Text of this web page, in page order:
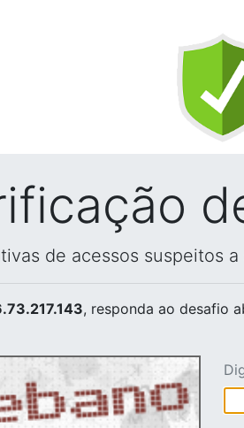
de acessos suspeitos
, responda ao desafio